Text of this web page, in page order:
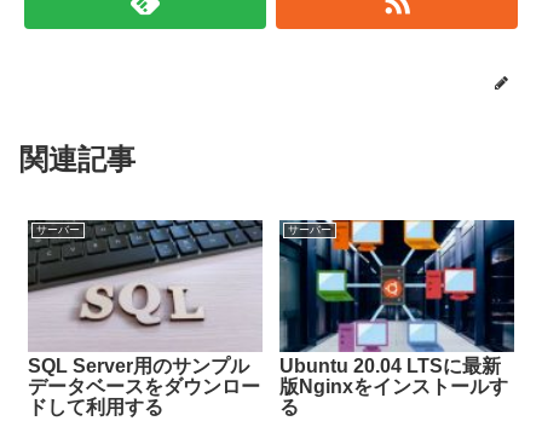
関連記事
サーバー
SQL Server用のサンプル
データベースをダウンロー
ドして利用する
サーバー
Ubuntu 20.04 LTSに最新
版Nginxをインストールす
る